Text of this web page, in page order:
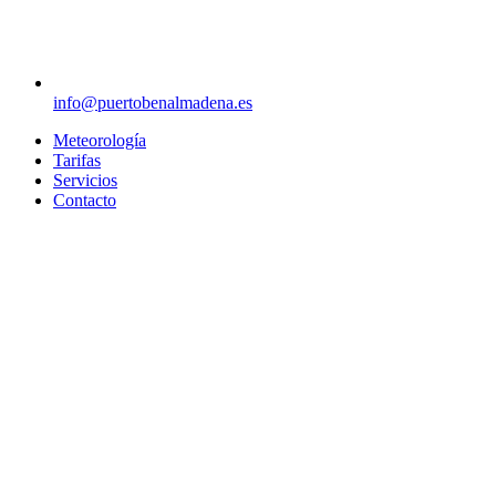
info@puertobenalmadena.es
Meteorología
Tarifas
Servicios
Contacto